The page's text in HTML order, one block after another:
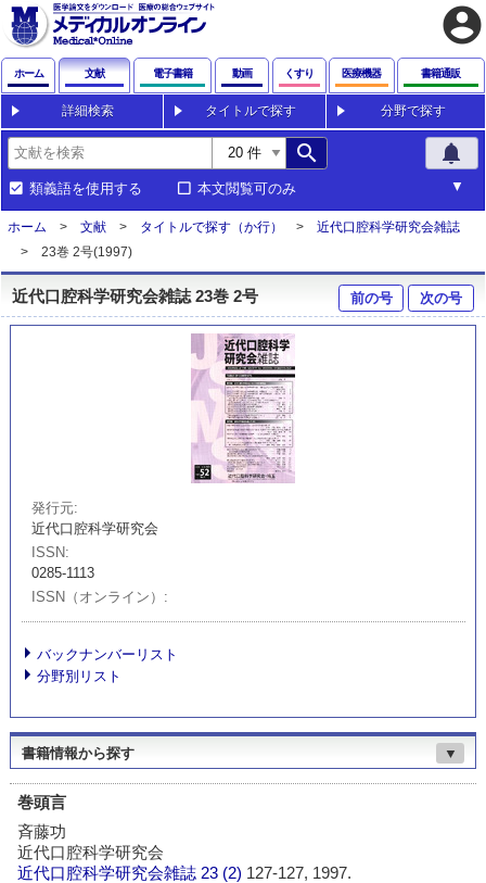
account_circle
ホーム 文献 電子書籍 動画 くすり 医療機器 書籍通販
詳細検索 タイトルで探す 分野で探す
search notifications
類義語を使用する 本文閲覧可のみ
ホーム 文献 タイトルで探す（か行）
近代口腔科学研究会雑誌
23巻 2号(1997)
近代口腔科学研究会雑誌 23巻 2号 前の号 次の号
発行元
近代口腔科学研究会
ISSN
0285-1113
ISSN（オンライン）
バックナンバーリスト
分野別リスト
書籍情報から探す ▼
巻頭言
斉藤功
近代口腔科学研究会
近代口腔科学研究会雑誌 23 (2) 127-127, 1997.